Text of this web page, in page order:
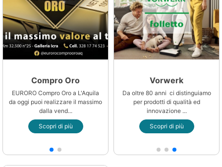
Compro Oro
EURORO Compro Oro a L'Aquila
da oggi puoi realizzare il massimo
dalla vend...
Scopri di più
Mediocasa
Mediocasa è un franchising che
opera su tutto il territorio
nazionale. Nella nuova s...
Scopri di più
Vorwerk
Da oltre 80 anni ci distinguiamo
per prodotti di qualità ed
innovazione ...
Scopri di più